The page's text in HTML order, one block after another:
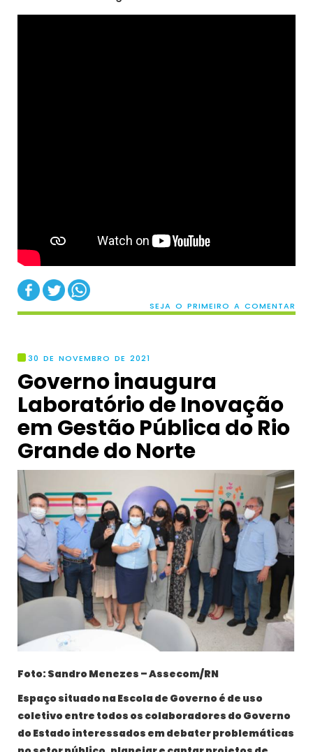
SEJA O PRIMEIRO A COMENTAR
30 DE NOVEMBRO DE 2021
Governo inaugura
Laboratório de Inovação
em Gestão Pública do Rio
Grande do Norte
Foto: Sandro Menezes – Assecom/RN
Espaço situado na Escola de Governo é de uso
coletivo entre todos os colaboradores do Governo
do Estado interessados em debater problemáticas